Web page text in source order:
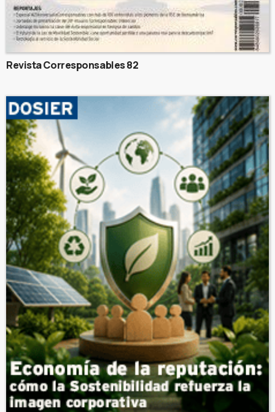
Revista Corresponsables 82